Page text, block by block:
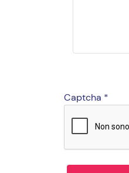
Captcha *